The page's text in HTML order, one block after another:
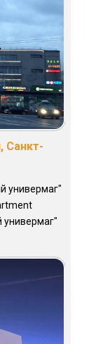
Санкт-
универмаг"
универмаг"